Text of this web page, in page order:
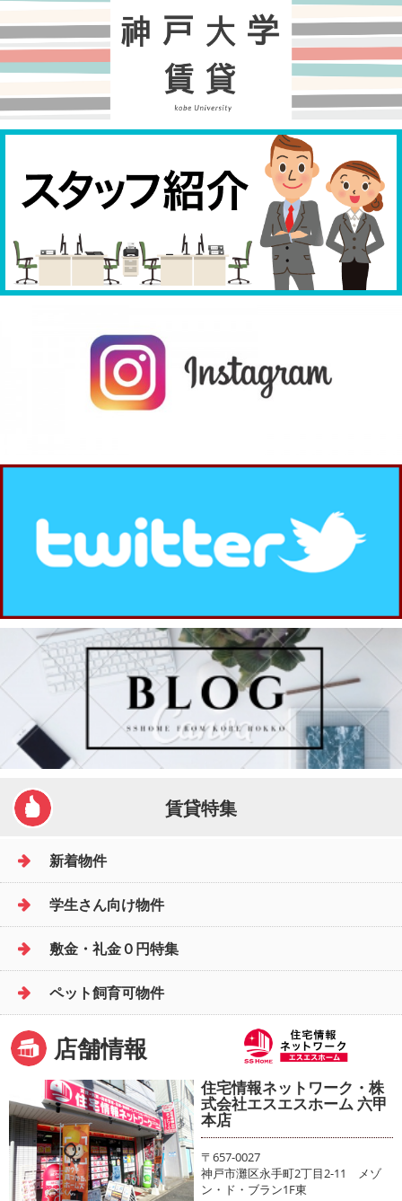
賃貸特集
新着物件
学生さん向け物件
敷金・礼金０円特集
ペット飼育可物件
店舗情報
住宅情報ネットワーク・株
式会社エスエスホーム 六甲
本店
〒657-0027
神戸市灘区永手町2丁目2-11 メゾ
ン・ド・ブラン1F東